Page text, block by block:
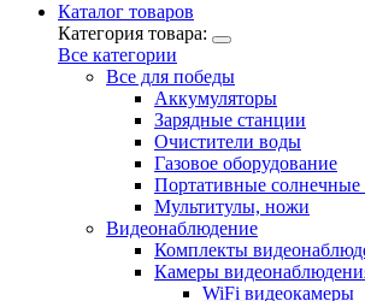
Каталог товаров
Категория товара:
Все категории
Все для победы
Аккумуляторы
Зарядные станции
Очистители воды
Газовое оборудование
Портативные солнечные
Мультитулы, ножи
Видеонаблюдение
Комплекты
Камеры
WiFi видеокамеры